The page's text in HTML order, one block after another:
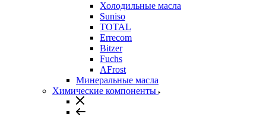
Холодильные масла
Suniso
TOTAL
Errecom
Bitzer
Fuchs
AFrost
Минеральные масла
Химические компоненты